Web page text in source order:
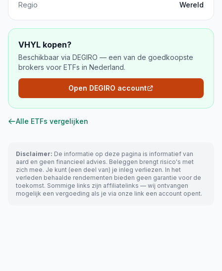
Regio
Wereld
VHYL kopen?
Beschikbaar via DEGIRO — een van de goedkoopste
brokers voor ETFs in Nederland.
Open DEGIRO account
Alle ETFs vergelijken
Disclaimer: De informatie op deze pagina is informatief van
aard en geen financieel advies. Beleggen brengt risico's met
zich mee. Je kunt (een deel van) je inleg verliezen. In het
verleden behaalde rendementen bieden geen garantie voor de
toekomst. Sommige links zijn affiliatelinks — wij ontvangen
mogelijk een vergoeding als je via onze link een account opent.